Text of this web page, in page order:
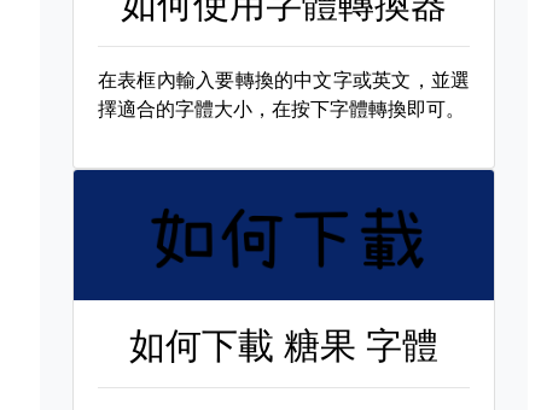
在表框內輸入要轉換的中文字或英文，並選
擇適合的字體大小，在按下字體轉換即可。
如何下載糖果 字體